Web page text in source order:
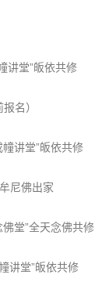
讲堂”皈依共修
名）
讲堂”皈依共修
尼佛出家
堂”全天念佛共修
讲堂”皈依共修